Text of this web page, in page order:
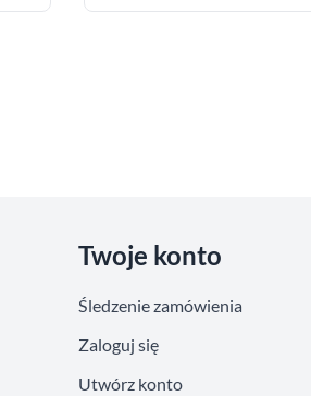
Twoje konto
Śledzenie zamówienia
Zaloguj się
Utwórz konto